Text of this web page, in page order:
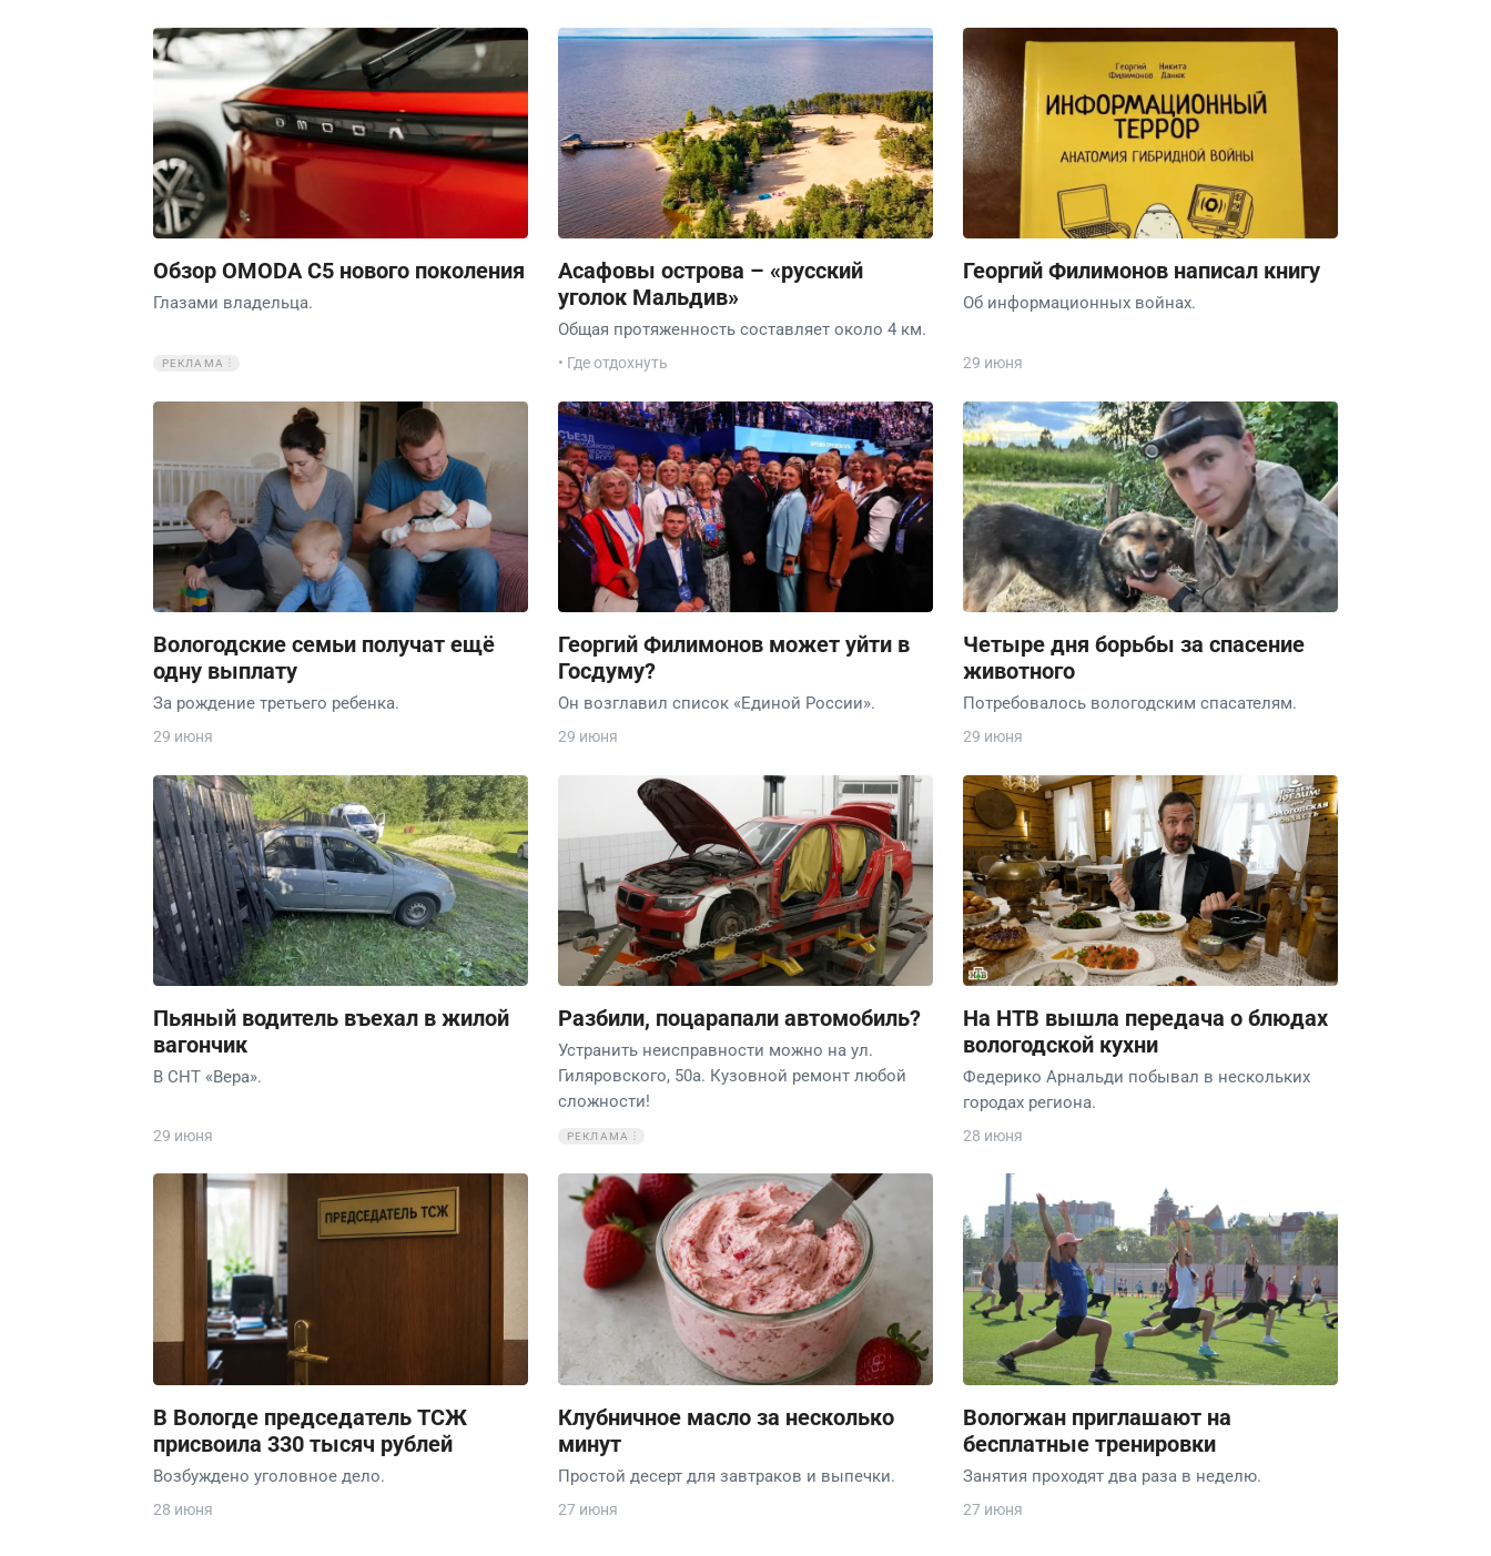
Обзор OMODA C5 нового поколения
Глазами владельца.
РЕКЛАМА
Асафовы острова – «русский
уголок Мальдив»
Общая протяженность составляет около 4 км.
• Где отдохнуть
Георгий Филимонов написал книгу
Об информационных войнах.
29 июня
Вологодские семьи получат ещё
одну выплату
За рождение третьего ребенка.
29 июня
Георгий Филимонов может уйти в
Госдуму?
Он возглавил список «Единой России».
29 июня
Четыре дня борьбы за спасение
животного
Потребовалось вологодским спасателям.
29 июня
Пьяный водитель въехал в жилой
вагончик
В СНТ «Вера».
29 июня
Разбили, поцарапали автомобиль?
Устранить неисправности можно на ул.
Гиляровского, 50а. Кузовной ремонт любой
сложности!
РЕКЛАМА
На НТВ вышла передача о блюдах
вологодской кухни
Федерико Арнальди побывал в нескольких
городах региона.
28 июня
В Вологде председатель ТСЖ
присвоила 330 тысяч рублей
Возбуждено уголовное дело.
28 июня
Клубничное масло за несколько
минут
Простой десерт для завтраков и выпечки.
27 июня
Вологжан приглашают на
бесплатные тренировки
Занятия проходят два раза в неделю.
27 июня